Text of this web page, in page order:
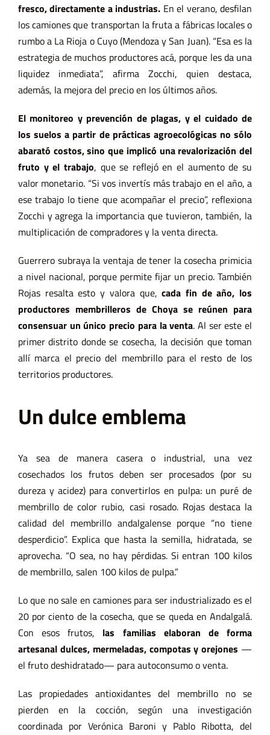
fresco, directamente a industrias. En el verano, desfilan
los camiones que transportan la fruta a fábricas locales o
rumbo a La Rioja o Cuyo (Mendoza y San Juan). “Esa es la
estrategia de muchos productores acá, porque les da una
liquidez inmediata”, afirma Zocchi, quien destaca,
además, la mejora del precio en los últimos años.
El monitoreo y prevención de plagas, y el cuidado de
los suelos a partir de prácticas agroecológicas no sólo
abarató costos, sino que implicó una revalorización del
fruto y el trabajo, que se reflejó en el aumento de su
valor monetario. “Si vos invertís más trabajo en el año, a
ese trabajo lo tiene que acompañar el precio”, reflexiona
Zocchi y agrega la importancia que tuvieron, también, la
multiplicación de compradores y la venta directa.
Guerrero subraya la ventaja de tener la cosecha primicia
a nivel nacional, porque permite fijar un precio. También
Rojas resalta esto y valora que,cada fin de año, los
productores membrilleros de Choya se reúnen para
consensuar un único precio para la venta. Al ser este el
primer distrito donde se cosecha, la decisión que toman
allí marca el precio del membrillo para el resto de los
territorios productores.
Un dulce emblema
Ya sea de manera casera o industrial, una vez
cosechados los frutos deben ser procesados (por su
dureza y acidez) para convertirlos en pulpa: un puré de
membrillo de color rubio, casi rosado. Rojas destaca la
calidad del membrillo andalgalense porque “no tiene
desperdicio”. Explica que hasta la semilla, hidratada, se
aprovecha. “O sea, no hay pérdidas. Si entran 100 kilos
de membrillo, salen 100 kilos de pulpa.”
Lo que no sale en camiones para ser industrializado es el
20 por ciento de la cosecha, que se queda en Andalgalá.
Con esos frutos, las familias elaboran de forma
artesanal dulces, mermeladas, compotas y orejones —
el fruto deshidratado— para autoconsumo o venta.
Las propiedades antioxidantes del membrillo no se
pierden en la cocción, según una investigación
coordinada por Verónica Baroni y Pablo Ribotta, del